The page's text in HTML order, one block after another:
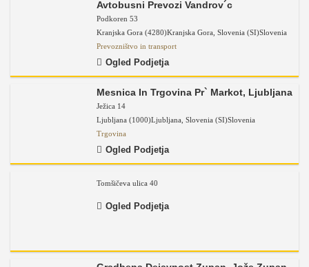
Avtobusni Prevozi Vandrov´c
Podkoren 53
Kranjska Gora (4280)Kranjska Gora Slovenia (SI)Slovenia
Prevozništvo in transport
Ogled Podjetja
Mesnica In Trgovina Pr` Markot, Ljubljana
Ježica 14
Ljubljana (1000)Ljubljana Slovenia (SI)Slovenia
Trgovina
Ogled Podjetja
Tomšičeva ulica 40
Ogled Podjetja